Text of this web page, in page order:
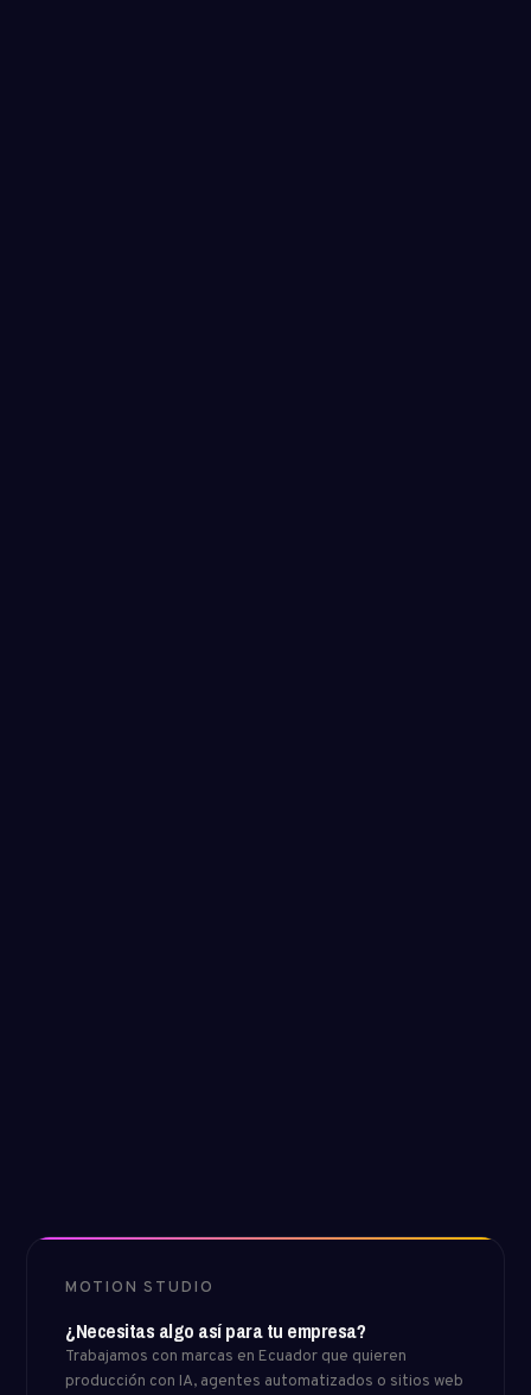
MOTION STUDIO
¿Necesitas algo así para tu empresa?
Trabajamos con marcas en Ecuador que quieren
producción con IA, agentes automatizados o sitios web